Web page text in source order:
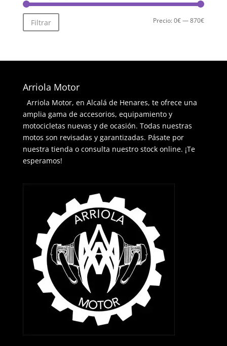
Precio
Precio
Filtrar Precio:0€—870€
Arriola Motor
Arriola Motor, en Alcalá de Henares, te ofrece una
amplia gama de accesorios, equipamiento y
motocicletas nuevas y de ocasión. Todas nuestras
motos son revisadas y garantizadas. Pásate por
nuestra tienda o consulta nuestro stock online. ¡Te
esperamos!